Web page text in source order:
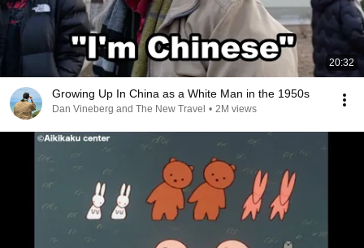
20:32
Growing Up In China as a White Man in the 1950s
Dan Vineberg and The New Travel • 2M views